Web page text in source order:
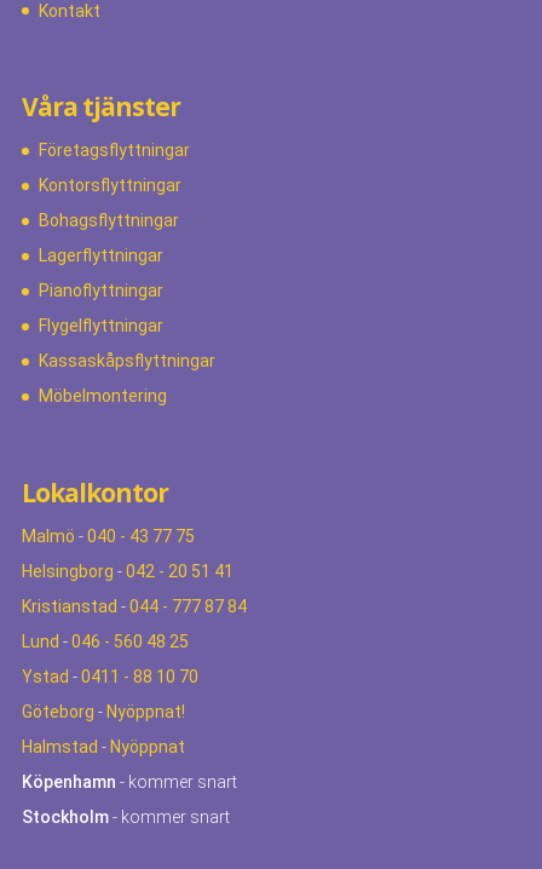
Kontakt
Våra tjänster
Företagsflyttningar
Kontorsflyttningar
Bohagsflyttningar
Lagerflyttningar
Pianoflyttningar
Flygelflyttningar
Kassaskåpsflyttningar
Möbelmontering
Lokalkontor
Malmö -040 - 43 77 75
Helsingborg -042 - 20 51 41
Kristianstad -044 - 777 87 84
Lund -046 - 560 48 25
Ystad -0411 - 88 10 70
Göteborg - Nyöppnat!
Halmstad - Nyöppnat
Köpenhamn - kommer snart
Stockholm- kommer snart